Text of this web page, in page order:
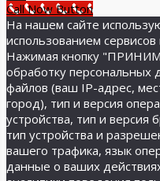
Call Now Button
На нашем сайте
использованием
Нажимая кнопку
обработку
файлов (ваш IP-адрес,
город), тип и версия
устройства, тип и версия
тип устройства и
вашего трафика, язык
данные о ваших